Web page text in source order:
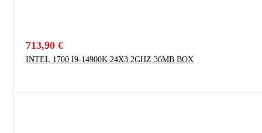
713,90 €
INTEL 1700 I9-14900K 24X3.2GHZ 36MB BOX